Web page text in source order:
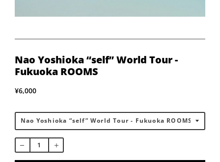
Nao Yoshioka “self” World Tour -
Fukuoka ROOMS
¥6,000